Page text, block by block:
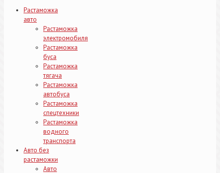
Растаможка
авто
Растаможка
электромобиля
Растаможка
буса
Растаможка
тягача
Растаможка
автобуса
Растаможка
спецтехники
Растаможка
водного
транспорта
Авто без
растаможки
Авто